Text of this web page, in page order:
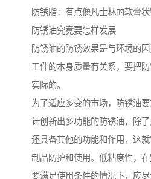
防锈脂：有点像凡士林的软膏状
防锈油究竟要怎样发展
防锈油的防锈效果是与环境的
工件的本身质量有关系，要把
实际的。
为了适应多变的市场，防锈油
计创新出多功能的防锈油，除了
还具备其他的功能和作用，这
制品防护和使用。低粘度性，
要满足使用条件的情况下，应